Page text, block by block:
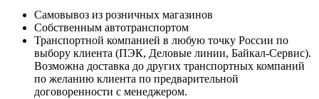
Самовывоз из розничных магазинов
Собственным автотранспортом
Транспортной компанией в любую точку России по
выбору клиента (ПЭК, Деловые линии, Байкал-Сервис).
Возможна доставка до других транспортных компаний
по желанию клиента по предварительной
договоренности с менеджером.